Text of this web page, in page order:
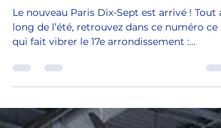
arrivé !
Le nouveau Paris Dix-Sept est arrivé ! Tout
long de l’été, retrouvez dans ce numéro ce
idées de sorties et découvertes. À lire
également, la tribune que j’ai rédigée au